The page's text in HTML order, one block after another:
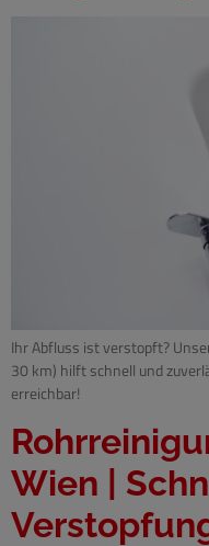
Ihr Abfluss ist verstopft?
30 km) hilft schnell und
erreichbar!
Wien |